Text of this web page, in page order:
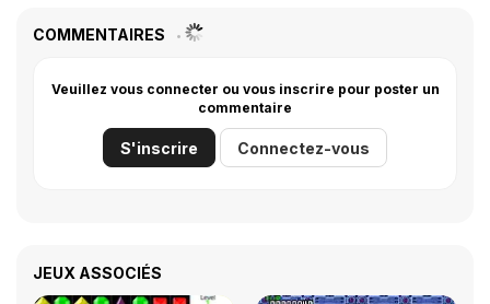
COMMENTAIRES
Veuillez vous connecter ou vous inscrire pour poster un
commentaire
S'inscrire Connectez-vous
JEUX ASSOCIÉS